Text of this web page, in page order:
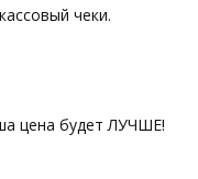
чеки.
цена будет ЛУЧШЕ!